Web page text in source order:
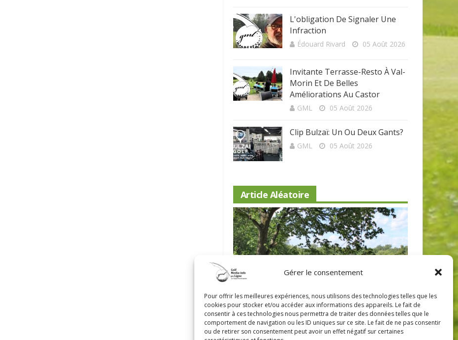
Gérer le consentement
Pour offrir les meilleures expériences, nous utilisons des technologies telles que les
cookies pour stocker et/ou accéder aux informations des appareils. Le fait de
consentir à ces technologies nous permettra de traiter des données telles que le
comportement de navigation ou les ID uniques sur ce site. Le fait de ne pas consentir
ou de retirer son consentement peut avoir un effet négatif sur certaines
L'obligation De Signaler Une
Infraction
Édouard Rivard 05 Août 2026
Invitante Terrasse-Resto À Val-
Morin Et De Belles
Améliorations Au Castor
GML 05 Août 2026
Clip Bulzaï: Un Ou Deux Gants?
GML 05 Août 2026
Article Aléatoire
Clip Bulzaï: un ou deux gants?
Beaconsfield renoue avec son look
d'antan
Lévis: